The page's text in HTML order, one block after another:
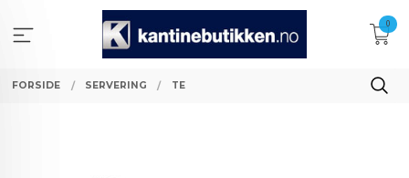
innholdet
0
FORSIDE SERVERING TE